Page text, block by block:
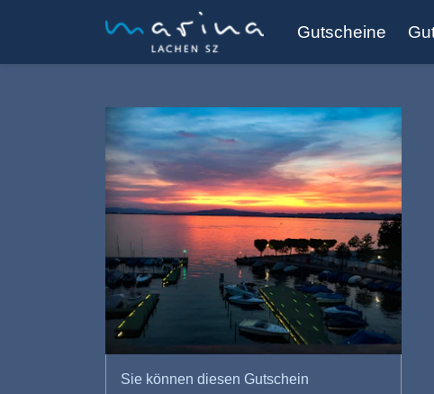
Gutscheine
Sie können diesen Gutschein